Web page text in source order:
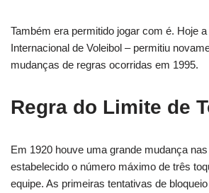
Também era permitido jogar com é. Hoje
Internacional de Voleibol – permitiu
mudanças de regras ocorridas em 1995.
Regra do Limite de
Em 1920 houve uma grande mudança
estabelecido o número máximo de três
equipe. As primeiras tentativas de